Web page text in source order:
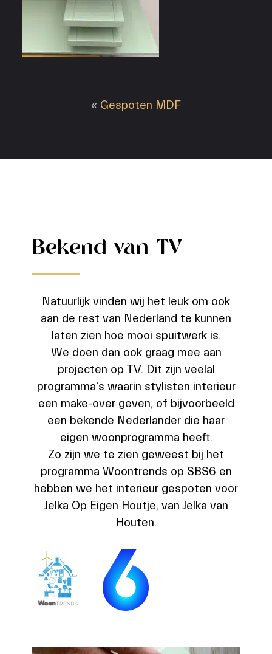
« Gespoten MDF
Bekend van TV
Natuurlijk vinden wij het leuk om ook
aan de rest van Nederland te kunnen
laten zien hoe mooi spuitwerk is.
We doen dan ook graag mee aan
projecten op TV. Dit zijn veelal
programma’s waarin stylisten interieur
een make-over geven, of bijvoorbeeld
een bekende Nederlander die haar
eigen woonprogramma heeft.
Zo zijn we te zien geweest bij het
programma Woontrends op SBS6 en
hebben we het interieur gespoten voor
Jelka Op Eigen Houtje, van Jelka van
Houten.